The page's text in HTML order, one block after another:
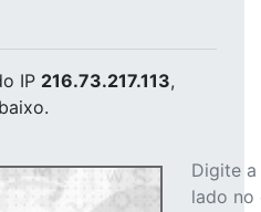
IP 216.73.217.113,
Digite
lado no